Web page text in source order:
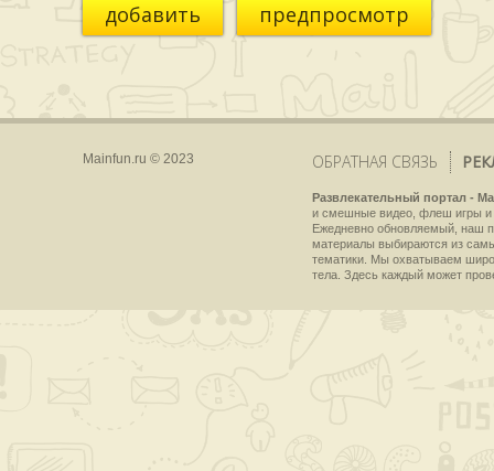
добавить предпросмотр
Mainfun.ru © 2023 ОБРАТНАЯ СВЯЗЬ
Развлекательный портал -
и смешные видео, флеш игры и
Ежедневно обновляемый, наш
материалы выбираются из
тематики. Мы охватываем
тела. Здесь каждый может